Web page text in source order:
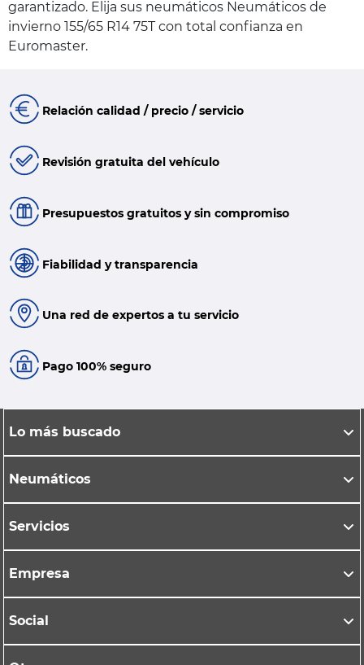
garantizado. Elija sus neumáticos Neumáticos de
invierno 155/65 R14 75T con total confianza en
Euromaster.
Relación calidad / precio / servicio
Revisión gratuita del vehículo
Presupuestos gratuitos y sin compromiso
Fiabilidad y transparencia
Una red de expertos a tu servicio
Pago 100% seguro
Lo más buscado
Neumáticos
Servicios
Empresa
Social